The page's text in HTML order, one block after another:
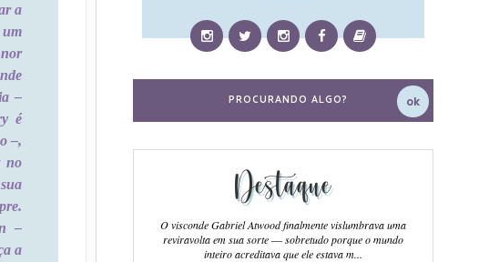
a
–
é
–,
no
–
a
Destaque
O visconde Gabriel Atwood finalmente vislumbrava uma
reviravolta em sua sorte ― sobretudo porque o mundo
inteiro acreditava que ele estava m...